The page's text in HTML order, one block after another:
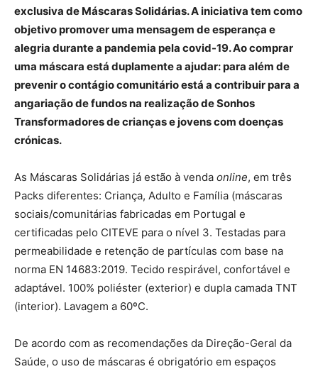
exclusiva de Máscaras Solidárias. A iniciativa tem como
objetivo promover uma mensagem de esperança e
alegria durante a pandemia pela covid-19. Ao comprar
uma máscara está duplamente a ajudar: para além de
prevenir o contágio comunitário está a contribuir para a
angariação de fundos na realização de Sonhos
Transformadores de crianças e jovens com doenças
crónicas.
As Máscaras Solidárias já estão à venda online, em três
Packs diferentes: Criança, Adulto e Família (máscaras
sociais/comunitárias fabricadas em Portugal e
certificadas pelo CITEVE para o nível 3. Testadas para
permeabilidade e retenção de partículas com base na
norma EN 14683:2019. Tecido respirável, confortável e
adaptável. 100% poliéster (exterior) e dupla camada TNT
(interior). Lavagem a 60ºC.
De acordo com as recomendações da Direção-Geral da
Saúde, o uso de máscaras é obrigatório em espaços